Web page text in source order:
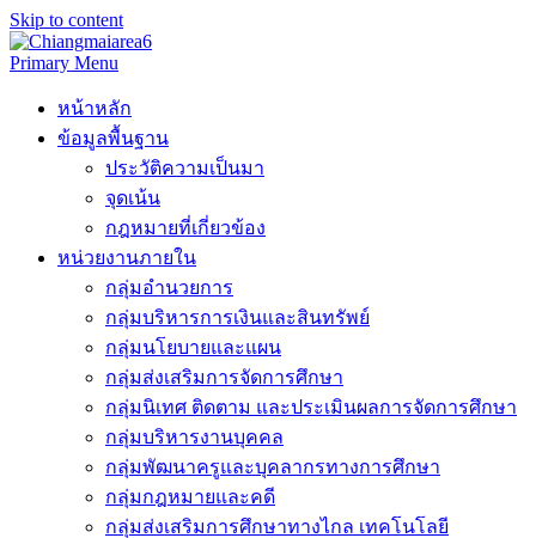
Skip to content
Primary Menu
หน้าหลัก
ข้อมูลพื้นฐาน
ประวัติความเป็นมา
จุดเน้น
กฎหมายที่เกี่ยวข้อง
หน่วยงานภายใน
กลุ่มอำนวยการ
กลุ่มบริหารการเงินและสินทรัพย์
กลุ่มนโยบายและแผน
กลุ่มส่งเสริมการจัดการศึกษา
กลุ่มนิเทศ ติดตาม และประเมินผลการจัดการศึกษา
กลุ่มบริหารงานบุคคล
กลุ่มพัฒนาครูและบุคลากรทางการศึกษา
กลุ่มกฎหมายและคดี
กลุ่มส่งเสริมการศึกษาทางไกล เทคโนโลยี